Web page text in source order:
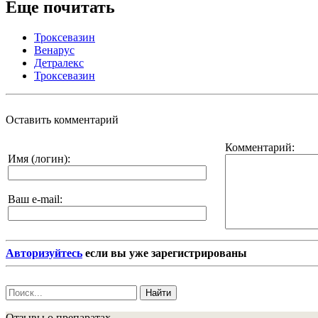
Еще почитать
Троксевазин
Венарус
Детралекс
Троксевазин
Оставить комментарий
Имя (логин):
Ваш e-mail:
Комментарий:
Авторизуйтесь если вы уже зарегистрированы
Найти